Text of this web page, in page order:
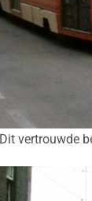
Dit vertrouwde